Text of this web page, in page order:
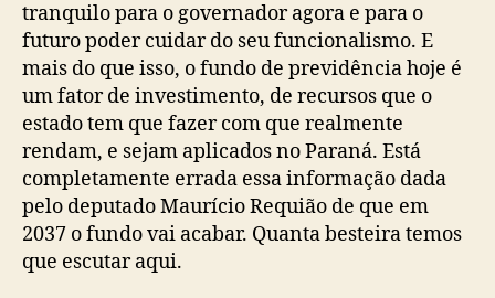
tranquilo para o governador agora e para o
futuro poder cuidar do seu funcionalismo. E
mais do que isso, o fundo de previdência hoje é
um fator de investimento, de recursos que o
estado tem que fazer com que realmente
rendam, e sejam aplicados no Paraná. Está
completamente errada essa informação dada
pelo deputado Maurício Requião de que em
2037 o fundo vai acabar. Quanta besteira temos
que escutar aqui.